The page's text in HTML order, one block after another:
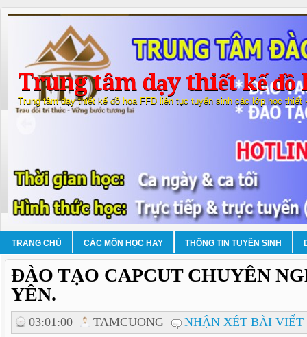
Trung tâm dạy thiết kế đồ
Trung tâm dạy thiết kế đồ họa FFD liên tục tuyển sinh các lớp học thiết
TRANG CHỦ CÁC MÔN HỌC HAY THÔNG TIN TUYỂN SINH
ĐÀO TẠO CAPCUT CHUYÊN
YÊN.
03:01:00 TAMCUONG NHẬN XÉT BÀI VIẾT